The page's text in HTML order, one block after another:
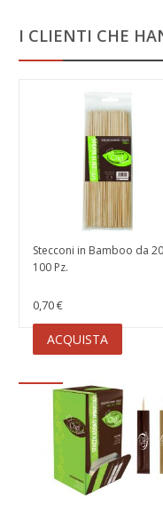
I CLIENTI CHE
Stecconi in Bamboo da
100 Pz.
0,70 €
ACQUISTA